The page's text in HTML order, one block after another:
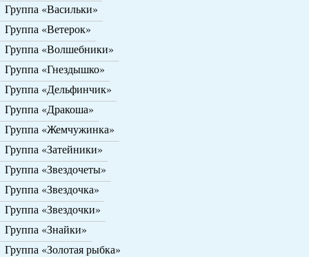
Группа «Васильки»
Группа «Ветерок»
Группа «Волшебники»
Группа «Гнездышко»
Группа «Дельфинчик»
Группа «Дракоша»
Группа «Жемчужинка»
Группа «Затейники»
Группа «Звездочеты»
Группа «Звездочка»
Группа «Звездочки»
Группа «Знайки»
Группа «Золотая рыбка»